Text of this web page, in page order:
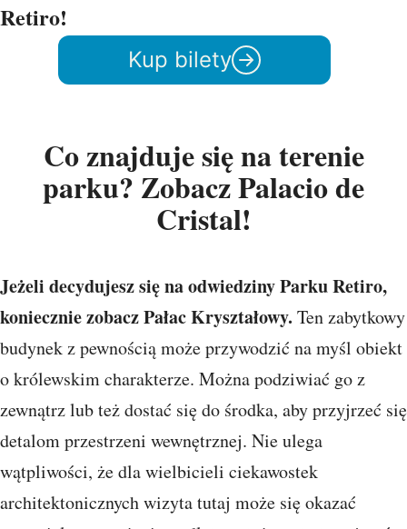
Retiro!
Kup bilety
Co znajduje się na terenie
parku? Zobacz Palacio de
Cristal!
Jeżeli decydujesz się na odwiedziny Parku Retiro,
koniecznie zobacz Pałac Kryształowy. Ten zabytkowy
budynek z pewnością może przywodzić na myśl obiekt
o królewskim charakterze. Można podziwiać go z
zewnątrz lub też dostać się do środka, aby przyjrzeć się
detalom przestrzeni wewnętrznej. Nie ulega
wątpliwości, że dla wielbicieli ciekawostek
architektonicznych wizyta tutaj może się okazać